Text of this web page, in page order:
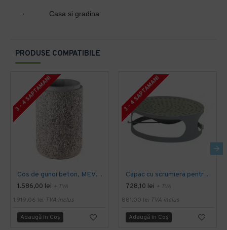
PRODUSE COMPATIBILE
3 - 4 SAPTAMANI
Cos de gunoi beton, MEVATEC, 220 kg
1.586,00 lei + TVA
1.919,06 lei TVA inclus
Adaugă în Coş
3 - 4 SAPTAMANI
Capac cu scrumiera pentru cos beton model 6117
728,10 lei + TVA
881,00 lei TVA inclus
Adaugă în Coş
· Casa si gradina